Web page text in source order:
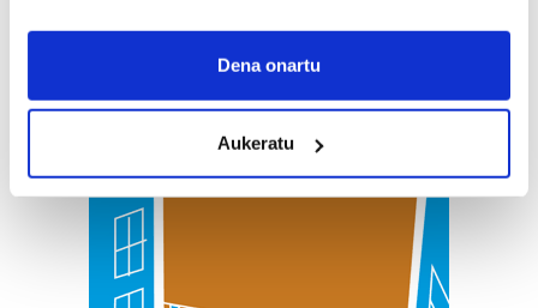
If you allow, we would also like to:
Collect information about your geographical
Identify your device by actively scanning it for
specific characteristics (fingerprinting)
Find out more about how your personal data is processed
and set your preferences in the
details section
Guk eta gure bazkideek zure datu pertsonalak
Dena onartu
Aukeratu